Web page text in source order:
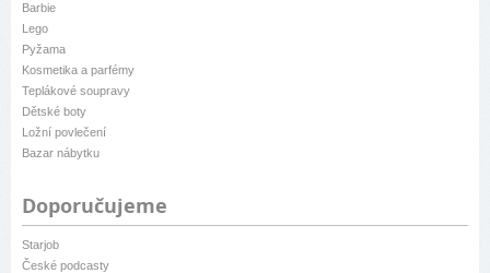
Barbie
Lego
Pyžama
Kosmetika a parfémy
Teplákové soupravy
Dětské boty
Ložní povlečení
Bazar nábytku
Doporučujeme
Starjob
České podcasty